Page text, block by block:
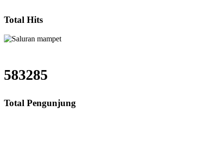
Total Hits
583285
Total Pengunjung